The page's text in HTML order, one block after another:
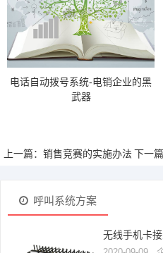
电话自动拨号系统-电销企业的黑
武器
上一篇：销售竞赛的实施办法下一
呼叫系统方案
无线手机卡